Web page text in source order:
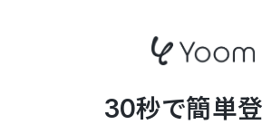
30秒で簡単登